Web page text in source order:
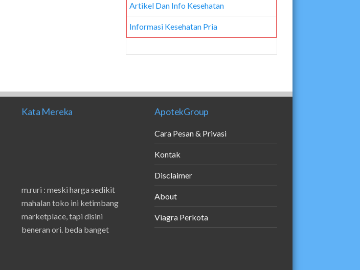
Artikel Dan Info Kesehatan
Informasi Kesehatan Pria
Kata Mereka
m.ruri : meski harga sedikit
mahalan toko ini ketimbang
marketplace, tapi disini
beneran ori. beda banget
ApotekGroup
Cara Pesan & Privasi
Kontak
Disclaimer
About
Viagra Perkota